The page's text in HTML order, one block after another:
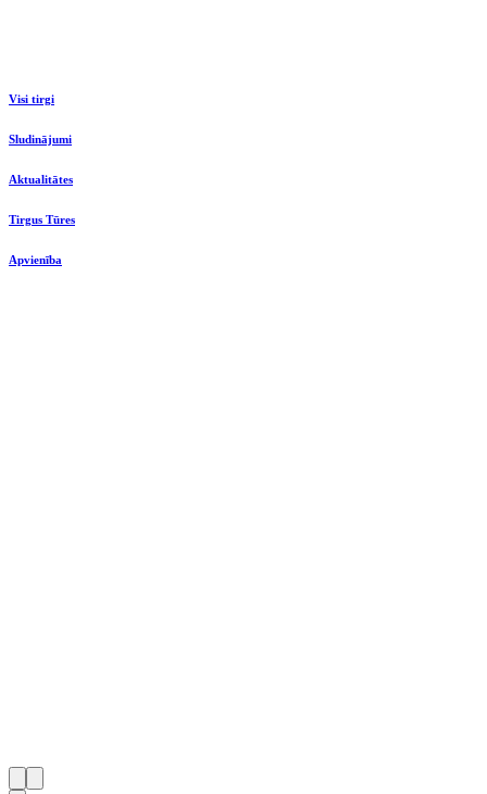
Visi tirgi
Sludinājumi
Aktualitātes
Tirgus Tūres
Apvienība